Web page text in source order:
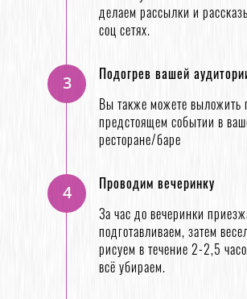
делаем рассылки и
соц сетях.
3
Подогрев вашей
Вы также можете выложить
предстоящем событии в
ресторане/баре
4
Проводим вечеринку
За час до вечеринки
подготавливаем, затем
рисуем в течение 2-2,5
всё убираем.